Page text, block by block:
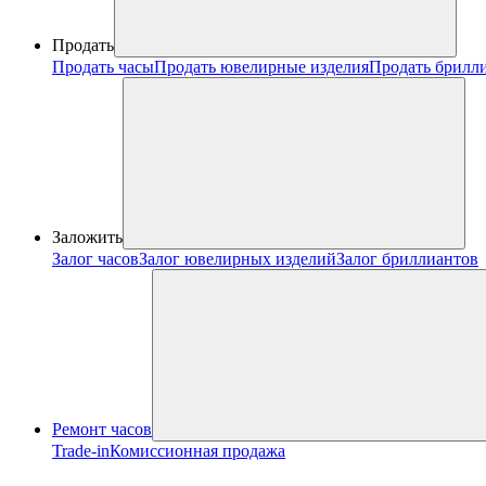
Продать
Продать часыПродать ювелирные изделияПродать
Заложить
Залог часовЗалог ювелирных изделийЗалог бриллиантов
Ремонт часов
Trade-inКомиссионная продажа